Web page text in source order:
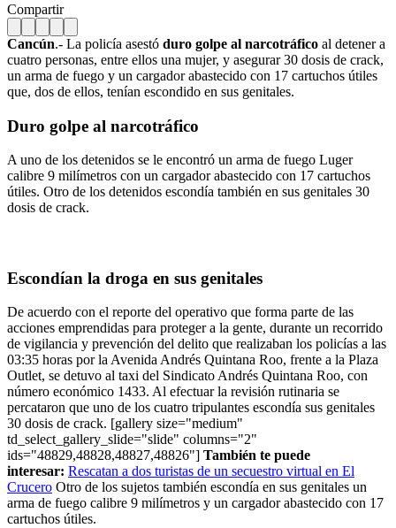
Compartir
Cancún.- La policía asestó duro golpe al narcotráfico al detener a
cuatro personas, entre ellos una mujer, y asegurar 30 dosis de crack,
un arma de fuego y un cargador abastecido con 17 cartuchos útiles
que, dos de ellos, tenían escondido en sus genitales.
Duro golpe al narcotráfico
A uno de los detenidos se le encontró un arma de fuego Luger
calibre 9 milímetros con un cargador abastecido con 17 cartuchos
útiles. Otro de los detenidos escondía también en sus genitales 30
dosis de crack.
Escondían la droga en sus genitales
De acuerdo con el reporte del operativo que forma parte de las
acciones emprendidas para proteger a la gente, durante un recorrido
de vigilancia y prevención del delito que realizaban los policías a las
03:35 horas por la Avenida Andrés Quintana Roo, frente a la Plaza
Outlet, se detuvo al taxi del Sindicato Andrés Quintana Roo, con
número económico 1433. Al efectuar la revisión rutinaria se
percataron que uno de los cuatro tripulantes escondía sus genitales
30 dosis de crack. [gallery size="medium"
td_select_gallery_slide="slide" columns="2"
ids="48829,48828,48827,48826"] También te puede
interesar: Rescatan a dos turistas de un secuestro virtual en El
Crucero Otro de los sujetos también escondía en sus genitales un
arma de fuego calibre 9 milímetros y un cargador abastecido con 17
cartuchos útiles.